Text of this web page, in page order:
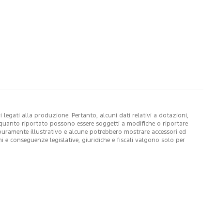
alla produzione. Pertanto, alcuni dati relativi a dotazioni,
riportato possono essere soggetti a modifiche o riportare
illustrativo e alcune potrebbero mostrare accessori ed
conseguenze legislative, giuridiche e fiscali valgono solo per